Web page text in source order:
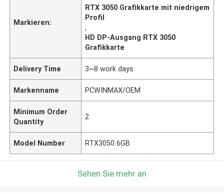
Markieren:
RTX 3050 Grafikkarte mit niedrigem
Profil
,
HD DP-Ausgang RTX 3050
Grafikkarte
Delivery Time 3~8 work days
Markenname PCWINMAX/OEM
Minimum Order
Quantity
2
Model Number RTX3050 6GB
Sehen Sie mehr an